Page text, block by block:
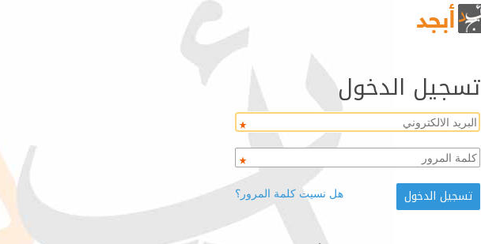
تسجيل الدخول
هل نسيت كلمة المرور؟